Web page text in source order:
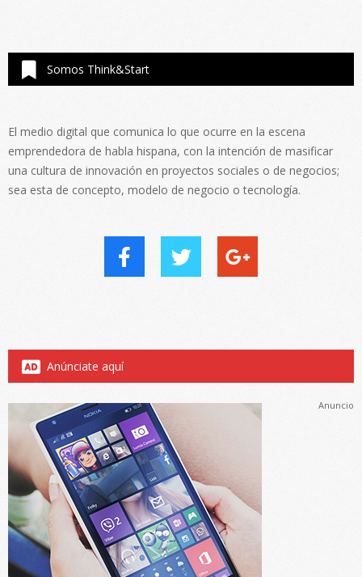
Somos Think&Start
El medio digital que comunica lo que ocurre en la escena
emprendedora de habla hispana, con la intención de masificar
una cultura de innovación en proyectos sociales o de negocios;
sea esta de concepto, modelo de negocio o tecnología.
Anúnciate aquí
Anuncio